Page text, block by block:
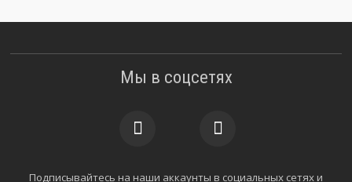
Мы в соцсетях
Подписывайтесь на наши аккаунты в социальных сетях и